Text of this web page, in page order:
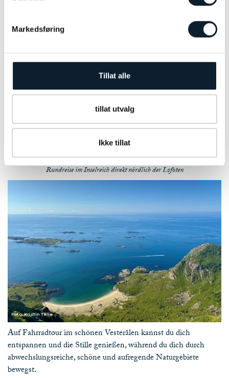
Markedsføring
Tillat alle
tillat utvalg
Ikke tillat
TOURTYP
Juni - August
FAHRRADTOUREN
Auf Fahrradtour im schönen Vesterålen
Rundreise im Inselreich direkt nördlich der Lofoten
Foto: Kristin Telle
Auf Fahrradtour im schönen Vesterålen kannst du dich
entspannen und die Stille genießen, während du dich durch
abwechslungsreiche, schöne und aufregende Naturgebiete
bewegst.